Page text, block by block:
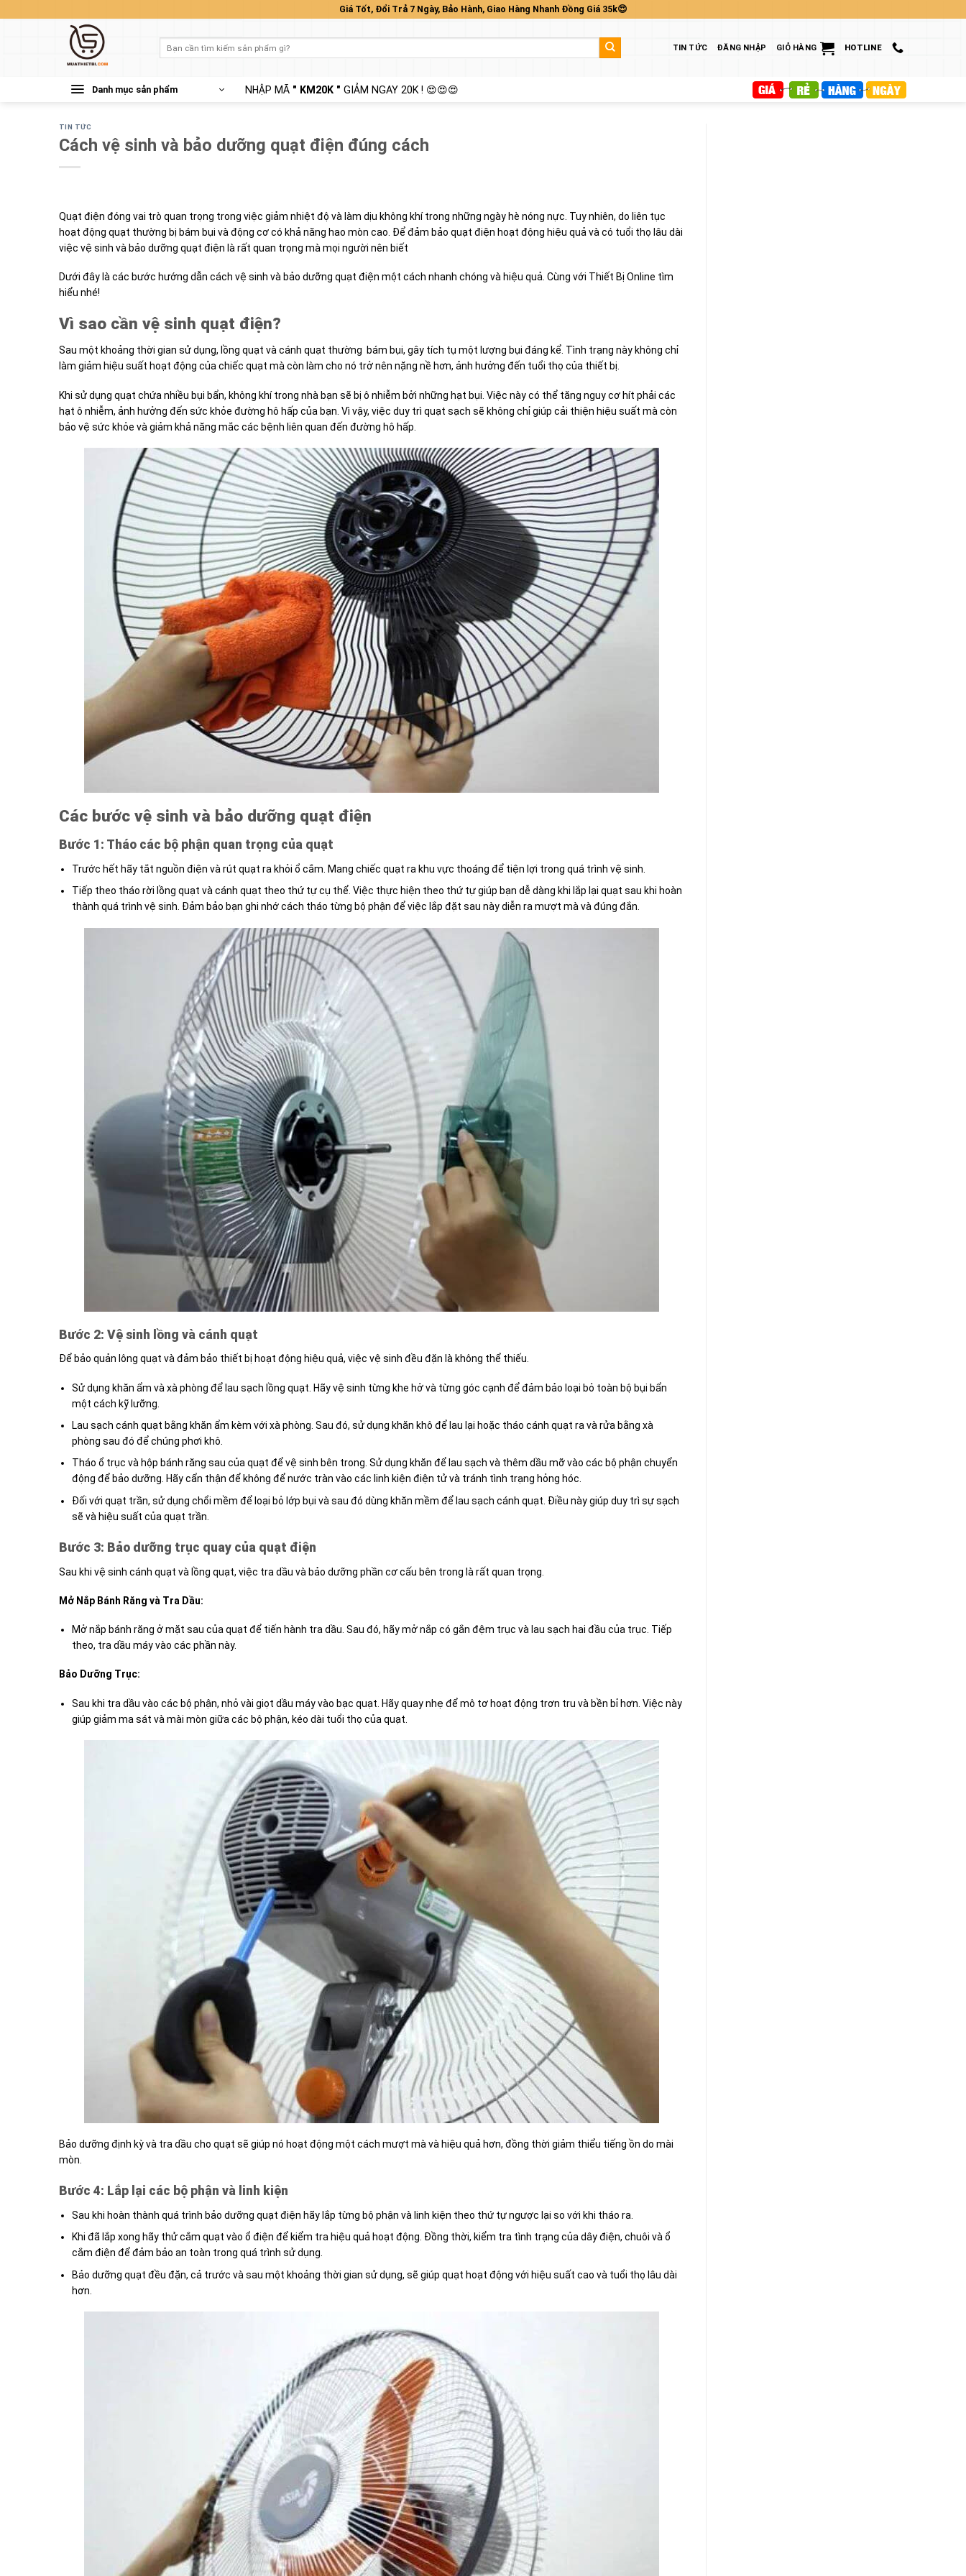
Giá Tốt, Đổi Trả 7 Ngày, Bảo Hành, Giao Hàng Nhanh Đồng Giá 35k😍
kiếm:
TIN TỨC ĐĂNG NHẬP GIỎ HÀNG HOTLINE
Danh mục sản phẩm NHẬP MÃ " KM20K " GIẢM NGAY 20K ! 😍😍😍
TIN TỨC
Cách vệ sinh và bảo dưỡng quạt điện đúng cách
Quạt điện đóng vai trò quan trọng trong việc giảm nhiệt độ và làm dịu không khí trong những ngày hè nóng nực. Tuy nhiên, do liên tục
hoạt động quạt thường bị bám bụi và động cơ có khả năng hao mòn cao. Để đảm bảo quạt điện hoạt động hiệu quả và có tuổi thọ lâu dài
việc vệ sinh và bảo dưỡng quạt điện là rất quan trọng mà mọi người nên biết
Dưới đây là các bước hướng dẫn cách vệ sinh và bảo dưỡng quạt điện một cách nhanh chóng và hiệu quả. Cùng với Thiết Bị Online tìm
hiểu nhé!
Vì sao cần vệ sinh quạt điện?
Sau một khoảng thời gian sử dụng, lồng quạt và cánh quạt thường bám bụi, gây tích tụ một lượng bụi đáng kể. Tình trạng này không chỉ
làm giảm hiệu suất hoạt động của chiếc quạt mà còn làm cho nó trở nên nặng nề hơn, ảnh hưởng đến tuổi thọ của thiết bị.
Khi sử dụng quạt chứa nhiều bụi bẩn, không khí trong nhà bạn sẽ bị ô nhiễm bởi những hạt bụi. Việc này có thể tăng nguy cơ hít phải các
hạt ô nhiễm, ảnh hưởng đến sức khỏe đường hô hấp của bạn. Vì vậy, việc duy trì quạt sạch sẽ không chỉ giúp cải thiện hiệu suất mà còn
bảo vệ sức khỏe và giảm khả năng mắc các bệnh liên quan đến đường hô hấp.
Các bước vệ sinh và bảo dưỡng quạt điện
Bước 1: Tháo các bộ phận quan trọng của quạt
Trước hết hãy tắt nguồn điện và rút quạt ra khỏi ổ cắm. Mang chiếc quạt ra khu vực thoáng để tiện lợi trong quá trình vệ sinh.
Tiếp theo tháo rời lồng quạt và cánh quạt theo thứ tự cụ thể. Việc thực hiện theo thứ tự giúp bạn dễ dàng khi lắp lại quạt sau khi hoàn
thành quá trình vệ sinh. Đảm bảo bạn ghi nhớ cách tháo từng bộ phận để việc lắp đặt sau này diễn ra mượt mà và đúng đắn.
Bước 2: Vệ sinh lồng và cánh quạt
Để bảo quản lông quạt và đảm bảo thiết bị hoạt động hiệu quả, việc vệ sinh đều đặn là không thể thiếu.
Sử dụng khăn ẩm và xà phòng để lau sạch lồng quạt. Hãy vệ sinh từng khe hở và từng góc cạnh để đảm bảo loại bỏ toàn bộ bụi bẩn
một cách kỹ lưỡng.
Lau sạch cánh quạt bằng khăn ẩm kèm với xà phòng. Sau đó, sử dụng khăn khô để lau lại hoặc tháo cánh quạt ra và rửa bằng xà
phòng sau đó để chúng phơi khô.
Tháo ổ trục và hộp bánh răng sau của quạt để vệ sinh bên trong. Sử dụng khăn để lau sạch và thêm dầu mỡ vào các bộ phận chuyển
động để bảo dưỡng. Hãy cẩn thận để không để nước tràn vào các linh kiện điện tử và tránh tình trạng hỏng hóc.
Đối với quạt trần, sử dụng chổi mềm để loại bỏ lớp bụi và sau đó dùng khăn mềm để lau sạch cánh quạt. Điều này giúp duy trì sự sạch
sẽ và hiệu suất của quạt trần.
Bước 3: Bảo dưỡng trục quay của quạt điện
Sau khi vệ sinh cánh quạt và lồng quạt, việc tra dầu và bảo dưỡng phần cơ cấu bên trong là rất quan trọng.
Mở Nắp Bánh Răng và Tra Dầu:
Mở nắp bánh răng ở mặt sau của quạt để tiến hành tra dầu. Sau đó, hãy mở nắp có gắn đệm trục và lau sạch hai đầu của trục. Tiếp
theo, tra dầu máy vào các phần này.
Bảo Dưỡng Trục:
Sau khi tra dầu vào các bộ phận, nhỏ vài giọt dầu máy vào bạc quạt. Hãy quay nhẹ để mô tơ hoạt động trơn tru và bền bỉ hơn. Việc này
giúp giảm ma sát và mài mòn giữa các bộ phận, kéo dài tuổi thọ của quạt.
Bảo dưỡng định kỳ và tra dầu cho quạt sẽ giúp nó hoạt động một cách mượt mà và hiệu quả hơn, đồng thời giảm thiểu tiếng ồn do mài
mòn.
Bước 4: Lắp lại các bộ phận và linh kiện
Sau khi hoàn thành quá trình bảo dưỡng quạt điện hãy lắp từng bộ phận và linh kiện theo thứ tự ngược lại so với khi tháo ra.
Khi đã lắp xong hãy thử cắm quạt vào ổ điện để kiểm tra hiệu quả hoạt động. Đồng thời, kiểm tra tình trạng của dây điện, chuôi và ổ
cắm điện để đảm bảo an toàn trong quá trình sử dụng.
Bảo dưỡng quạt đều đặn, cả trước và sau một khoảng thời gian sử dụng, sẽ giúp quạt hoạt động với hiệu suất cao và tuổi thọ lâu dài
hơn.